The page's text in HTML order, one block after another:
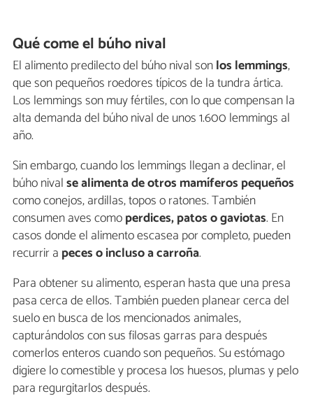
Qué come el búho nival
El alimento predilecto del búho nival sonlos lemmings,
que son pequeños roedores típicos de la tundra ártica.
Los lemmings son muy fértiles, con lo que compensan la
alta demanda del búho nival de unos 1.600 lemmings al
año.
Sin embargo, cuando los lemmings llegan a declinar, el
búho nivalse alimenta de otros mamíferos pequeños
como conejos, ardillas, topos o ratones. También
consumen aves comoperdices, patos o gaviotas. En
casos donde el alimento escasea por completo, pueden
recurrir a peces o incluso a carroña.
Para obtener su alimento, esperan hasta que una presa
pasa cerca de ellos. También pueden planear cerca del
suelo en busca de los mencionados animales,
capturándolos con sus filosas garras para después
comerlos enteros cuando son pequeños. Su estómago
digiere lo comestible y procesa los huesos, plumas y pelo
para regurgitarlos después.